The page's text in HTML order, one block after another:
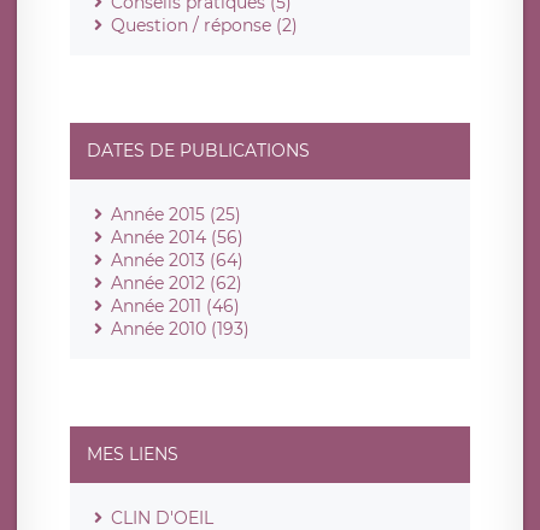
Question / réponse (2)
DATES DE PUBLICATIONS
Année 2015 (25)
Année 2014 (56)
Année 2013 (64)
Année 2012 (62)
Année 2011 (46)
Année 2010 (193)
MES LIENS
CLIN D'OEIL